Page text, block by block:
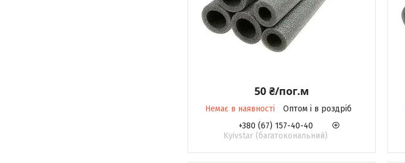
50 ₴/пог.м
Немає в наявності
Оптом і в роздріб
+380 (67) 157-40-40
Kyivstar (багатокональний)